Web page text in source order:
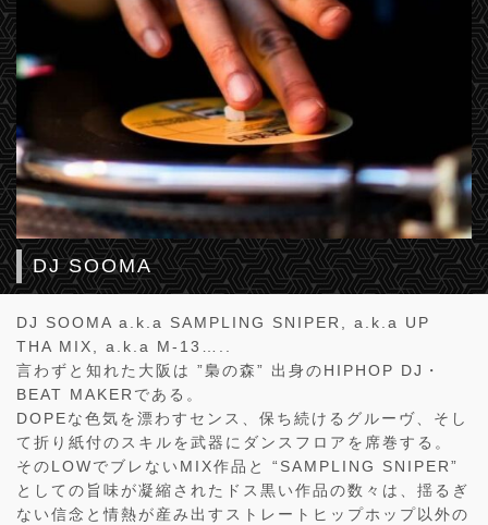
DJ SOOMA
DJ SOOMA a.k.a SAMPLING SNIPER, a.k.a UP
THA MIX, a.k.a M-13…..
言わずと知れた大阪は ”梟の森” 出身のHIPHOP DJ・
BEAT MAKERである。
DOPEな色気を漂わすセンス、保ち続けるグルーヴ、そし
て折り紙付のスキルを武器にダンスフロアを席巻する。
そのLOWでブレないMIX作品と “SAMPLING SNIPER”
としての旨味が凝縮されたドス黒い作品の数々は、揺るぎ
ない信念と情熱が産み出すストレートヒップホップ以外の